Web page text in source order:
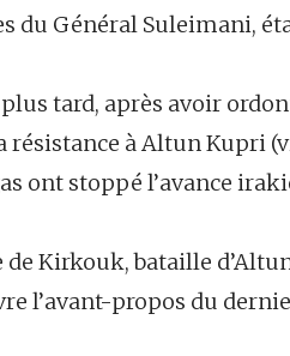
du Général Suleimani,
tard, après avoir
résistance à Altun Kupri
ont stoppé l’avance
de Kirkouk, bataille
l’avant-propos du